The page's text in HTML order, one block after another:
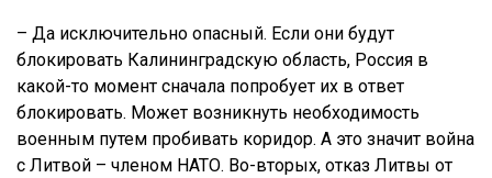
– Да исключительно опасный. Если они будут
блокировать Калининградскую область, Россия в
какой-то момент сначала попробует их в ответ
блокировать. Может возникнуть необходимость
военным путем пробивать коридор. А это значит война
с Литвой – членом НАТО. Во-вторых, отказ Литвы от